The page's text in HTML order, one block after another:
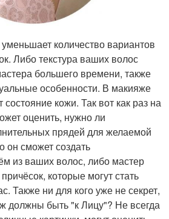
количество вариантов
Либо текстура ваших волос
большего времени, также
особенности. В макияже
кожи. Так вот как раз на
оценить, нужно ли
прядей для желаемой
он сможет создать
из ваших волос, либо мастер
которые могут стать
Также ни для кого уже не секрет,
должны быть "к Лицу"? Не всегда